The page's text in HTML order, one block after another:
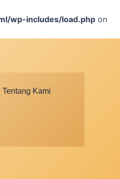
wp-includes/load.php on
Tentang Kami